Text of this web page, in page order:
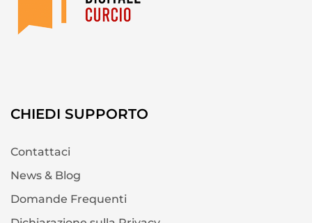
CHIEDI SUPPORTO
Contattaci
News & Blog
Domande Frequenti